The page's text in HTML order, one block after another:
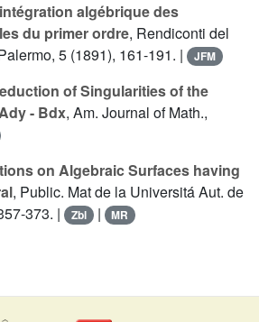
algébrique des
du primer ordre, Rendiconti del
5 (1891), 161-191. |
JFM
of Singularities of the
- Bdx, Am. Journal of Math.,
on Algebraic Surfaces having
, Public. Mat de la Universitá Aut. de
373. |
Zbl | MR